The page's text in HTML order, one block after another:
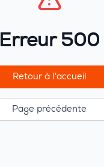
Erreur 500
Retour à l'accueil
Page précédente